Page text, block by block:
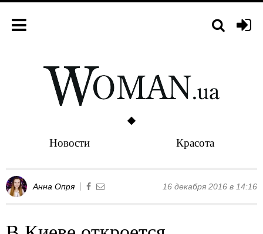
Новости Красота
Анна Опря 16 декабря 2016 в 14:16